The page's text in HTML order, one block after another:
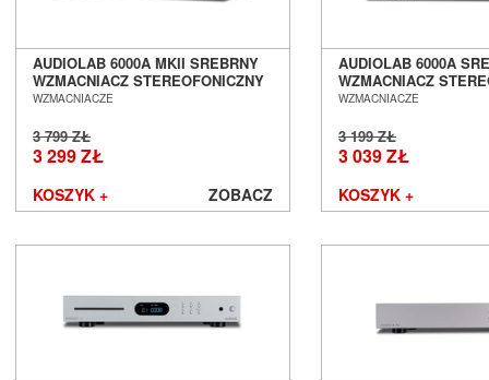
Martin Logan
Matrix Audio
MEE audio
Melodika
Micromega
Monacor
Monolith Audio
Moon by Simaudio
Moonriver Audio
AUDIOLAB 6000A MKII SREBRNY
WZMACNIACZ STEREOFONICZNY
SALON POZNAŃ WROCŁAW
WZMACNIACZE
3 799 ZŁ
3 299 ZŁ
KOSZYK + ZOBACZ
AUDIOLAB 6000A
WZMACNIACZ
SALON POZNAŃ
WZMACNIACZE
3 199 ZŁ
3 039 ZŁ
KOSZYK +